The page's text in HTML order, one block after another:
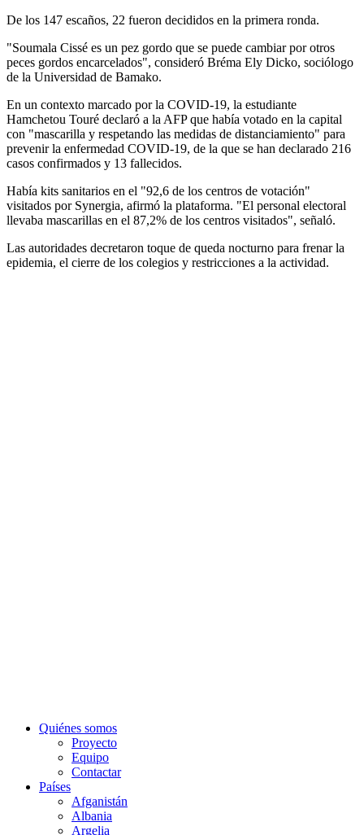
De los 147 escaños, 22 fueron decididos en la primera ronda.
"Soumala Cissé es un pez gordo que se puede cambiar por otros
peces gordos encarcelados", consideró Bréma Ely Dicko, sociólogo
de la Universidad de Bamako.
En un contexto marcado por la COVID-19, la estudiante
Hamchetou Touré declaró a la AFP que había votado en la capital
con "mascarilla y respetando las medidas de distanciamiento" para
prevenir la enfermedad COVID-19, de la que se han declarado 216
casos confirmados y 13 fallecidos.
Había kits sanitarios en el "92,6 de los centros de votación"
visitados por Synergia, afirmó la plataforma. "El personal electoral
llevaba mascarillas en el 87,2% de los centros visitados", señaló.
Las autoridades decretaron toque de queda nocturno para frenar la
epidemia, el cierre de los colegios y restricciones a la actividad.
Quiénes somos
Proyecto
Equipo
Contactar
Países
Afganistán
Albania
Argelia